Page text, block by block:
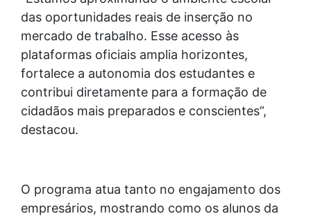
das oportunidades reais de inserção no
mercado de trabalho. Esse acesso às
plataformas oficiais amplia horizontes,
fortalece a autonomia dos estudantes e
contribui diretamente para a formação de
cidadãos mais preparados e conscientes”,
destacou.
O programa atua tanto no engajamento dos
empresários, mostrando como os alunos da